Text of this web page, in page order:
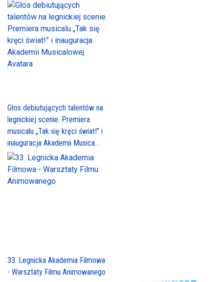
Głos debiutujących talentów na
legnickiej scenie. Premiera
musicalu „Tak się kręci świat!” i
inauguracja Akademii Musica...
33. Legnicka Akademia Filmowa
- Warsztaty Filmu Animowanego